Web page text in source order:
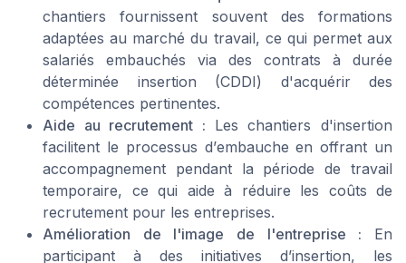
chantiers fournissent souvent des formations
adaptées au marchédu travail, ce qui permet aux
salariés embauchés via des contrats à durée
déterminée insertion (CDDI) d'acquérir des
compétences pertinentes.
Aide au recrutement : Les chantiers d'insertion
facilitent le processus d’embauche en offrant un
accompagnement pendant la période de travail
temporaire, ce qui aide à réduire les coûts de
recrutement pour les entreprises.
Amélioration de l'image de l'entreprise : En
participant à des initiatives d’insertion, les